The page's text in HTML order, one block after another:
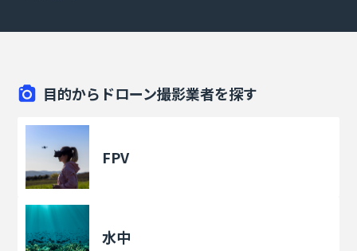
目的からドローン撮影業者を探す
FPV
水中